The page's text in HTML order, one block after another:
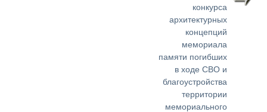
конкурса
архитектурных
концепций
мемориала
памяти погибших
в ходе СВО и
благоустройства
территории
мемориального